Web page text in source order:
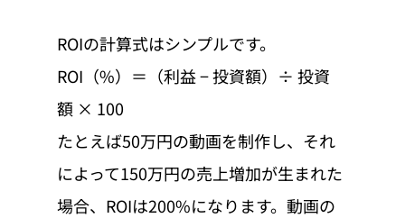
ROIの計算式はシンプルです。
ROI（%）＝（利益 − 投資額）÷ 投資
額 × 100
たとえば50万円の動画を制作し、それ
によって150万円の売上増加が生まれた
場合、ROIは200%になります。動画の